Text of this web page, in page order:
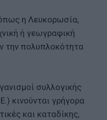
η Λευκορωσία,
ή γεωγραφική
την πολυπλοκότητα
συλλογικής
κινούνται γρήγορα
και καταδίκης,